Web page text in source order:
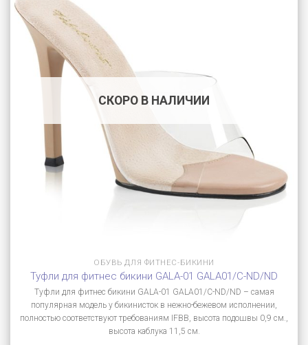
СКОРО В НАЛИЧИИ
ОБУВЬ ДЛЯ ФИТНЕС-БИКИНИ
Туфли для фитнес бикини GALA-01 GALA01/C-ND/ND
Туфли для фитнес бикини GALA-01 GALA01/C-ND/ND – самая
популярная модель у бикинисток в нежно-бежевом исполнении,
полностью соответствуют требованиям IFBB, высота подошвы 0,9 см.,
высота каблука 11,5 см.